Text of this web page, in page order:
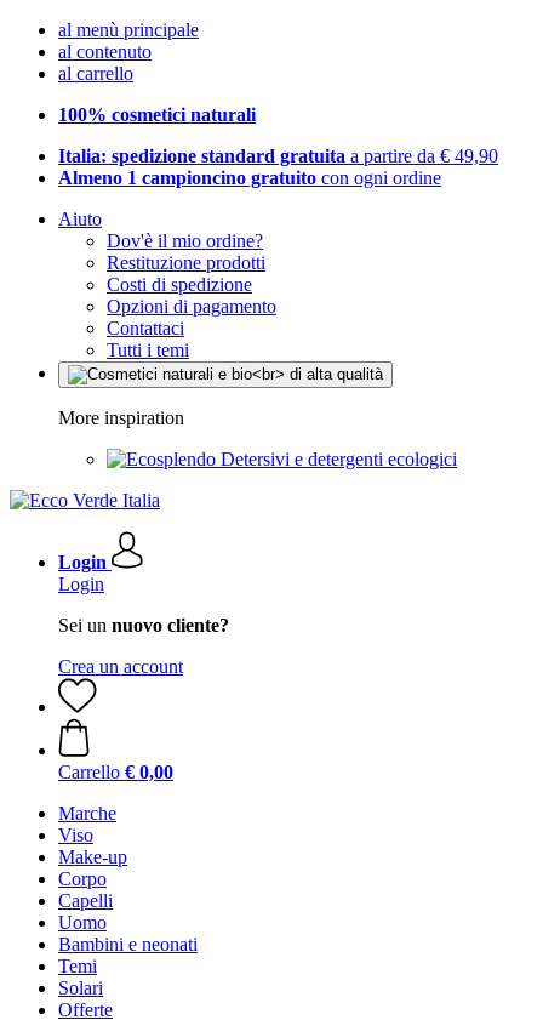
al menù principale
al contenuto
al carrello
100% cosmetici naturali
Italia: spedizione standard gratuita a partire da € 49,90
Almeno 1 campioncino gratuito con ogni ordine
Aiuto
Dov'è il mio ordine?
Restituzione prodotti
Costi di spedizione
Opzioni di pagamento
Contattaci
Tutti i temi
More inspiration
Detersivi e detergenti ecologici
Login
Login
Sei un nuovo cliente?
Crea un account
Carrello € 0,00
Marche
Viso
Make-up
Corpo
Capelli
Uomo
Bambini e neonati
Temi
Solari
Offerte